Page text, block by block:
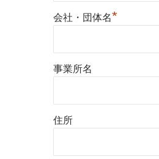
会社・団体名*
事業所名
住所